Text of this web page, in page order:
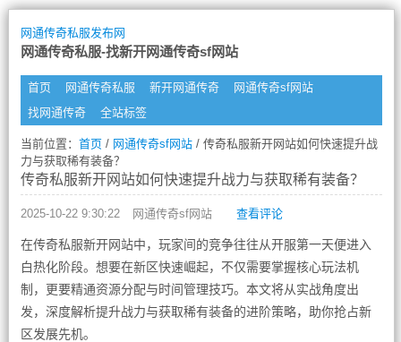
网通传奇私服发布网
网通传奇私服-找新开网通传奇sf网站
首页 网通传奇私服 新开网通传奇
网通传奇sf网站
找网通传奇
全站标签
当前位置： 首页/ 网通传奇sf网站/ 传奇私服新开网站如何快速提升战
力与获取稀有装备？
传奇私服新开网站如何快速提升战力与获取稀有装备？
2025-10-22 9:30:22 网通传奇sf网站 查看评论
在传奇私服新开网站中，玩家间的竞争往往从开服第一天便进入
白热化阶段。想要在新区快速崛起，不仅需要掌握核心玩法机
制，更要精通资源分配与时间管理技巧。本文将从实战角度出
发，深度解析提升战力与获取稀有装备的进阶策略，助你抢占新
区发展先机。